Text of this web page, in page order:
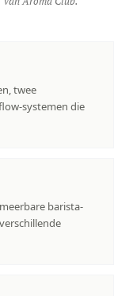
twee
systemen die
barista-